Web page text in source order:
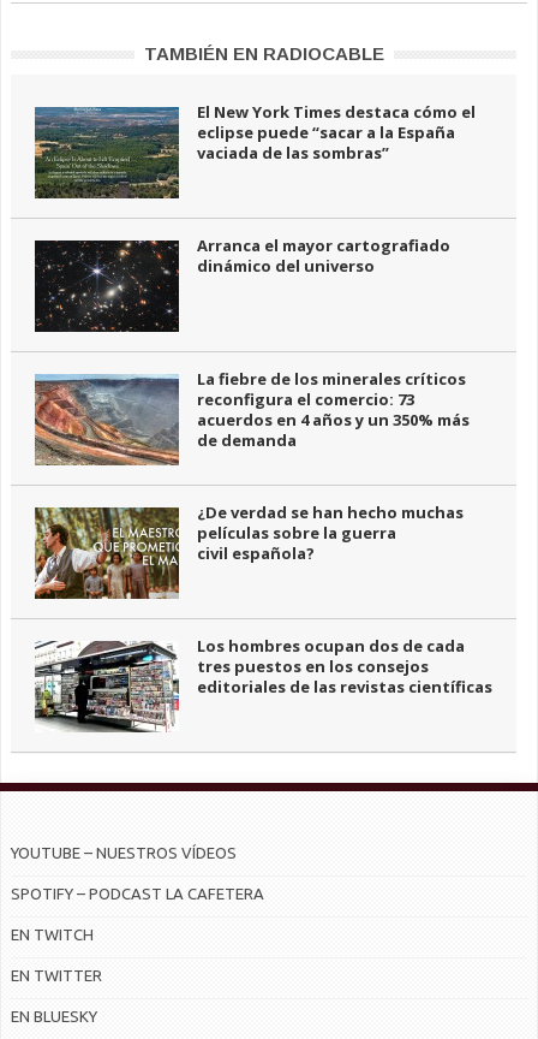
TAMBIÉN EN RADIOCABLE
El New York Times destaca cómo el
eclipse puede “sacar a la España
vaciada de las sombras”
Arranca el mayor cartografiado
dinámico del universo
La fiebre de los minerales críticos
reconfigura el comercio: 73
acuerdos en 4 años y un 350% más
de demanda
¿De verdad se han hecho muchas
películas sobre la guerra
civil española?
Los hombres ocupan dos de cada
tres puestos en los consejos
editoriales de las revistas científicas
YOUTUBE – NUESTROS VÍDEOS
SPOTIFY – PODCAST LA CAFETERA
EN TWITCH
EN TWITTER
EN BLUESKY